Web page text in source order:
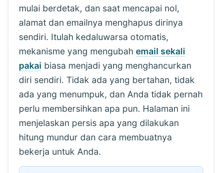
mulai berdetak, dan saat mencapai nol,
alamat dan emailnya menghapus dirinya
sendiri. Itulah kedaluwarsa otomatis,
mekanisme yang mengubah email sekali
pakai biasa menjadi yang menghancurkan
diri sendiri. Tidak ada yang bertahan, tidak
ada yang menumpuk, dan Anda tidak pernah
perlu membersihkan apa pun. Halaman ini
menjelaskan persis apa yang dilakukan
hitung mundur dan cara membuatnya
bekerja untuk Anda.